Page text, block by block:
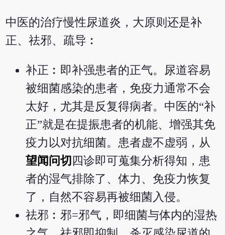
中医的治疗慢性尿道炎，大原则还是补
正、祛邪、疏导︰
补正︰即补强患者的正气。尿道容易
被细菌感染的患者，免疫力通常不会
太好，尤其是反复得病者。中医的“补
正”就是在提振患者的机能、增强其免
疫力以对抗细菌。患者虚不虚弱，从
望闻问切 四诊即可蒐集分析得知，患
者的湿气排除了、体力、免疫力恢复
了，自然不容易再被细菌入侵。
祛邪︰邪=邪气，即细菌与体内的湿热